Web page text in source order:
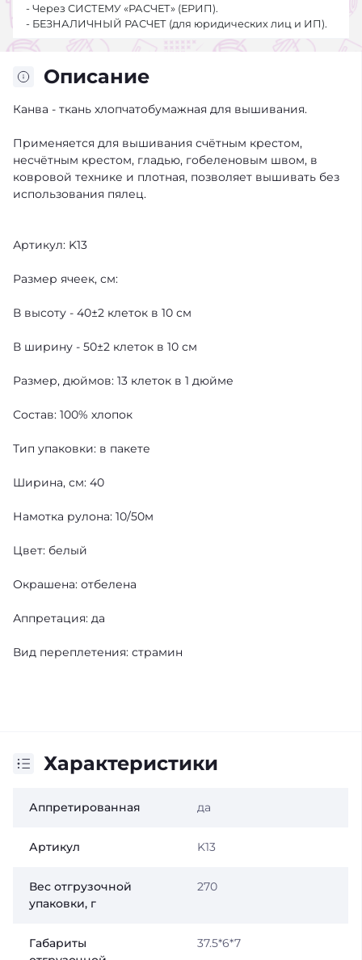
Описание
Канва - ткань хлопчатобумажная для вышивания.
Применяется для вышивания счётным крестом,
несчётным крестом, гладью, гобеленовым швом, в
ковровой технике и плотная, позволяет вышивать без
использования пялец.
Артикул: K13
Размер ячеек, см:
В высоту - 40±2 клеток в 10 см
В ширину - 50±2 клеток в 10 см
Размер, дюймов: 13 клеток в 1 дюйме
Состав: 100% хлопок
Тип упаковки: в пакете
Ширина, см: 40
Намотка рулона: 10/50м
Цвет: белый
Окрашена: отбелена
Аппретация: да
Вид переплетения: страмин
Характеристики
Аппретированная да
Артикул K13
Вес отгрузочной
упаковки, г
270
Габариты
37.5*6*7
- Через СИСТЕМУ «РАСЧЕТ» (ЕРИП).
- БЕЗНАЛИЧНЫЙ РАСЧЕТ (для юридических лиц и ИП).